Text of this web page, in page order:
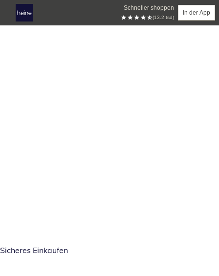
Schneller shoppen
(13.2 tsd)
in der App
Sicheres Einkaufen